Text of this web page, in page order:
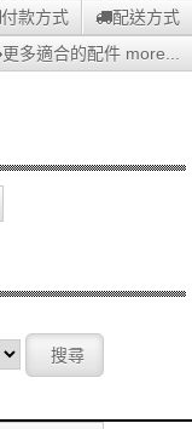
付款方式
配送方式
更多適合的配件 more...